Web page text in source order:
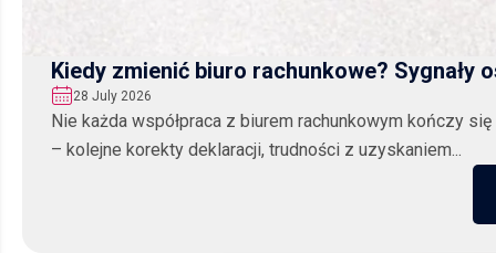
Kiedy zmienić biuro rachunkowe?
28 July 2026
Nie każda współpraca z biurem rachunkowym kończy
– kolejne korekty deklaracji, trudności z uzyskaniem...